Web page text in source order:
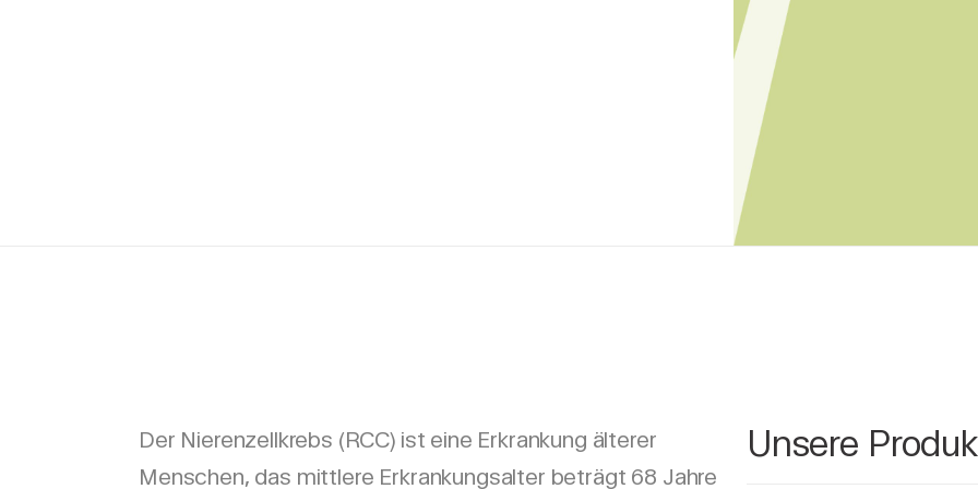
Der Nierenzellkrebs (RCC) ist eine Erkrankung älterer
Menschen, das mittlere Erkrankungsalter beträgt 68 Jahre
Unsere